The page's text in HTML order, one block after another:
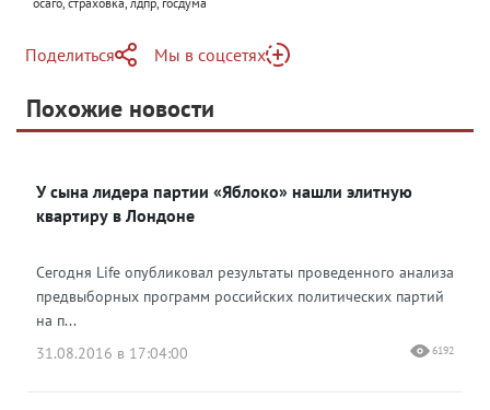
Поделиться
Telegram
Одноклассники
Мы в соцсетях
Яндекс Дзен
Похожие новости
У сына лидера партии «Яблоко» нашли элитную
квартиру в Лондоне
Сегодня Life опубликовал результаты проведенного анализа
предвыборных программ российских политических партий
на п...
31.08.2016 в 17:04:00
6192